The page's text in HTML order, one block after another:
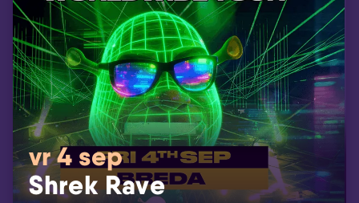
vr 4 sep
Shrek Rave